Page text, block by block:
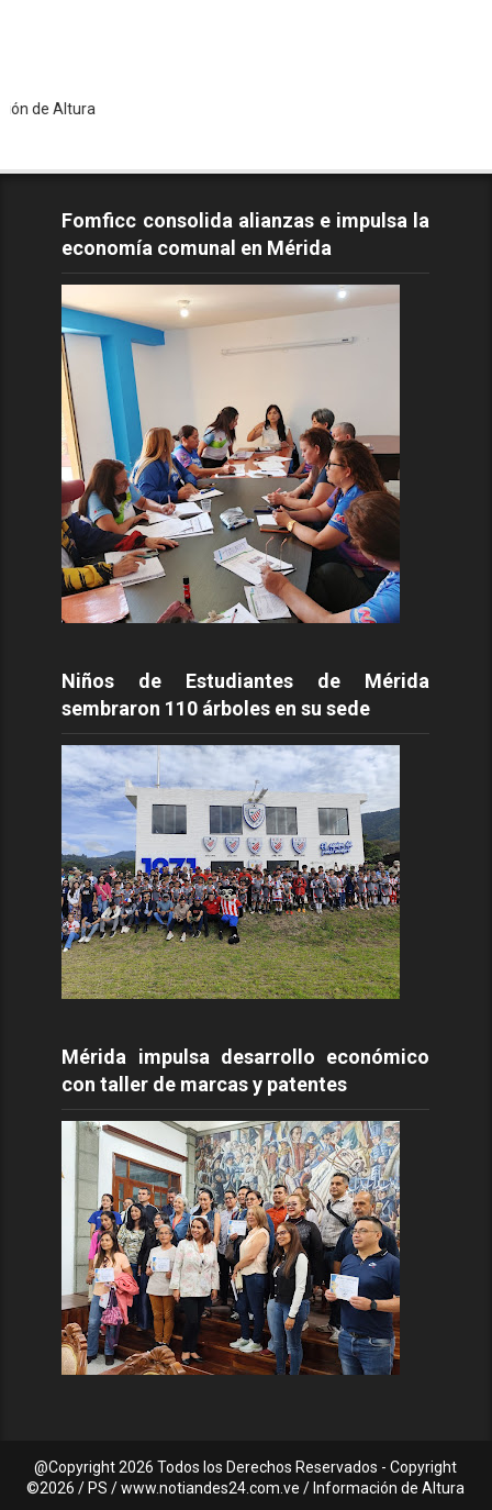
Fomficc consolida alianzas e impulsa la
economía comunal en Mérida
Niños de Estudiantes de Mérida
sembraron 110 árboles en su sede
Mérida impulsa desarrollo económico
con taller de marcas y patentes
@Copyright2026 Todos los Derechos Reservados - Copyright
©2026 / PS / www.notiandes24.com.ve / Información de Altura